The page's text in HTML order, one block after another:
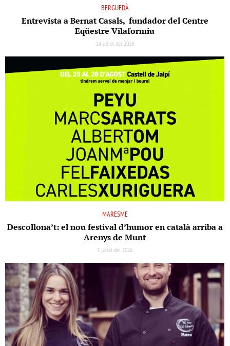
BERGUEDÀ
Entrevista a Bernat Casals, fundador del Centre
Eqüestre Vilaformiu
14 juliol del 2026
MARESME
Descollona’t: el nou festival d’humor en català arriba a
Arenys de Munt
3 juliol del 2026